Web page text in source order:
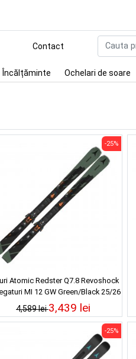
Contact
Încălțăminte Ochelari de soare
Atomic Redster Q7.8 Revoshock
MI 12 GW Green/Black 25/26
4,589 lei
-25%
3,439 lei
-25%